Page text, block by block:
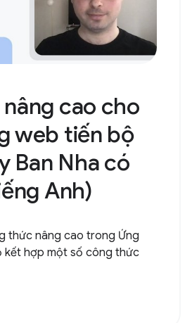
cao cho
web tiến bộ
Ban Nha có
Anh)
thức nâng cao trong Ứng
kết hợp một số công thức